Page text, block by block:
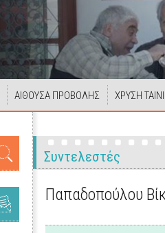
ΑΙΘΟΥΣΑ ΠΡΟΒΟΛΗΣ ΧΡΥΣΗ
Συντελεστές
Παπαδοπούλου